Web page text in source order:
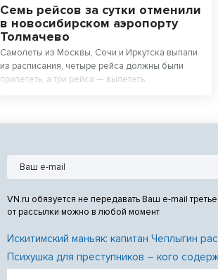
Семь рейсов за сутки отменили
в новосибирском аэропорту
Толмачево
Самолеты из Москвы, Сочи и Иркутска выпали
из расписания, четыре рейса должны были
прилететь, а три рейса — вылететь.
VN.ru обязуется не передавать Ваш e-mail
от рассылки можно в любой момент
Искитимский маньяк: капитан Чеплыгин
Психушка для преступников – кого